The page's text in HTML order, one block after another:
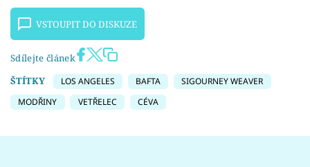
VSTOUPIT DO DISKUZE
Sdílejte článek
ŠTÍTKY
LOS ANGELES BAFTA
SIGOURNEY WEAVER
MODŘINY
VETŘELEC CÉVA